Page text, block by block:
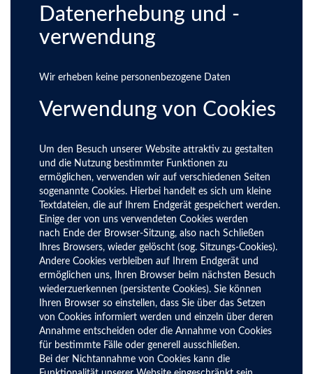
Datenerhebung und -
verwendung
Wir erheben keine personenbezogene Daten
Verwendung von Cookies
Um den Besuch unserer Website attraktiv zu gestalten
und die Nutzung bestimmter Funktionen zu
ermöglichen, verwenden wir auf verschiedenen Seiten
sogenannte Cookies. Hierbei handelt es sich um kleine
Textdateien, die auf Ihrem Endgerät gespeichert werden.
Einige der von uns verwendeten Cookies werden
nach Ende der Browser-Sitzung, also nach Schließen
Ihres Browsers, wieder gelöscht (sog. Sitzungs-Cookies).
Andere Cookies verbleiben auf Ihrem Endgerät und
ermöglichen uns, Ihren Browser beim nächsten Besuch
wiederzuerkennen (persistente Cookies). Sie können
Ihren Browser so einstellen, dass Sie über das Setzen
von Cookies informiert werden und einzeln über deren
Annahme entscheiden oder die Annahme von Cookies
für bestimmte Fälle oder generell ausschließen.
Bei der Nichtannahme von Cookies kann die